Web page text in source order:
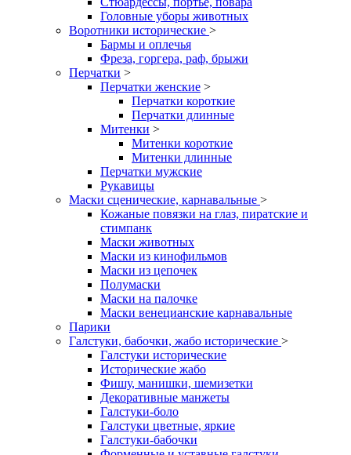
Головные уборы животных
Воротники исторические >
Бармы и оплечья
Фреза, горгера, раф, брыжи
Перчатки >
Перчатки женские >
Перчатки короткие
Перчатки длинные
Митенки >
Митенки короткие
Митенки длинные
Перчатки мужские
Рукавицы
Маски сценические, карнавальные >
Кожаные повязки на глаз, пиратские и
стимпанк
Маски животных
Маски из кинофильмов
Маски из цепочек
Полумаски
Маски на палочке
Маски венецианские карнавальные
Парики
Галстуки, бабочки, жабо исторические >
Галстуки исторические
Исторические жабо
Фишу, манишки, шемизетки
Декоративные манжеты
Галстуки-боло
Галстуки цветные, яркие
Галстуки-бабочки